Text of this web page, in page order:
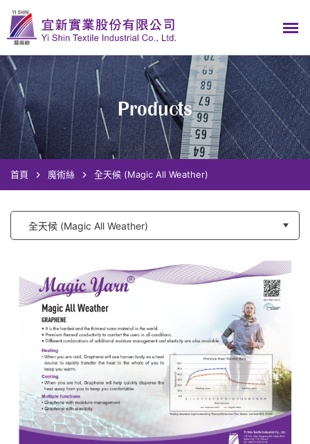
Products
首頁 魔術絲 全天候 (Magic All Weather)
全天候 (Magic All Weather)